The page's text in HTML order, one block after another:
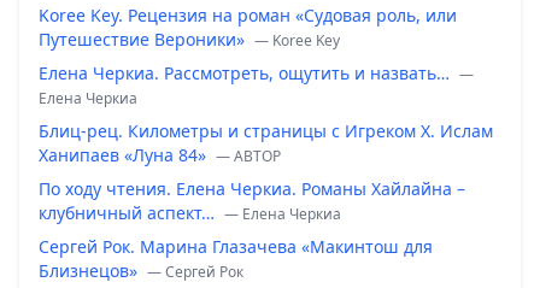
Koree Key. Рецензия на роман «Судовая роль, или
Путешествие Вероники» — Koree Key
Елена Черкиа. Рассмотреть, ощутить и назвать… —
Елена Черкиа
Блиц-рец. Километры и страницы с Игреком Х. Ислам
Ханипаев «Луна 84» — ABTOP
По ходу чтения. Елена Черкиа. Романы Хайлайна –
клубничный аспект… — Елена Черкиа
Сергей Рок. Марина Глазачева «Макинтош для
Близнецов» — Сергей Рок